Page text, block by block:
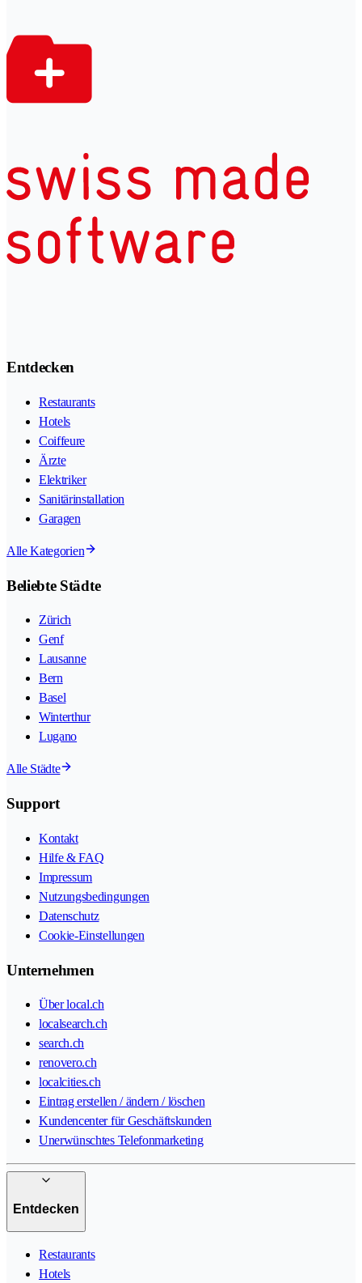
Entdecken
Restaurants
Hotels
Coiffeure
Ärzte
Elektriker
Sanitärinstallation
Garagen
Alle Kategorien
Beliebte Städte
Zürich
Genf
Lausanne
Bern
Basel
Winterthur
Lugano
Alle Städte
Support
Kontakt
Hilfe & FAQ
Impressum
Nutzungsbedingungen
Datenschutz
Cookie-Einstellungen
Unternehmen
Über local.ch
localsearch.ch
search.ch
renovero.ch
localcities.ch
Eintrag erstellen / ändern / löschen
Kundencenter für Geschäftskunden
Unerwünschtes Telefonmarketing
Entdecken
Restaurants
Hotels